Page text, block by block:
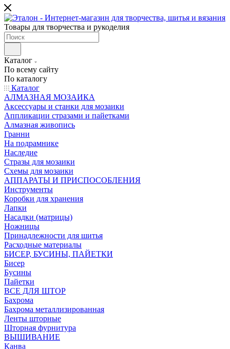
Товары для творчества и рукоделия
Каталог
По всему сайту
По каталогу
Каталог
АЛМАЗНАЯ МОЗАИКА
Аксессуары и станки для мозаики
Аппликации стразами и пайетками
Алмазная живопись
Гранни
На подрамнике
Наследие
Стразы для мозаики
Схемы для мозаики
АППАРАТЫ И ПРИСПОСОБЛЕНИЯ
Инструменты
Коробки для хранения
Лапки
Насадки (матрицы)
Ножницы
Принадлежности для шитья
Расходные материалы
БИСЕР, БУСИНЫ, ПАЙЕТКИ
Бисер
Бусины
Пайетки
ВСЕ ДЛЯ ШТОР
Бахрома
Бахрома металлизированная
Ленты шторные
Шторная фурнитура
ВЫШИВАНИЕ
Канва